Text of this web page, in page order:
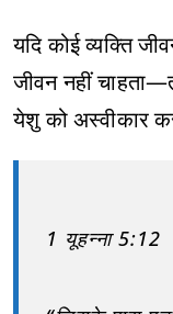
यदि कोई व्यक्ति
जीवन नहीं
येशु को अस्वीकार
1 यूहन्ना 5:12